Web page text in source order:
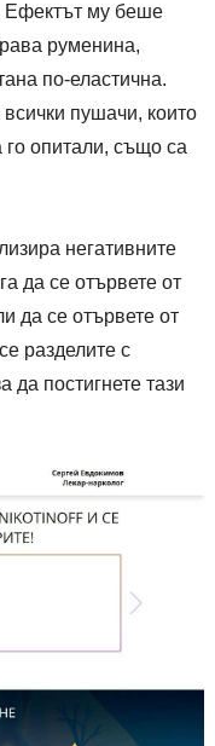
Ефектът му беше
руменина,
по-еластична.
пушачи, които
го опитали, също са
негативните
да се отървете от
да се отървете от
разделите с
да постигнете тази